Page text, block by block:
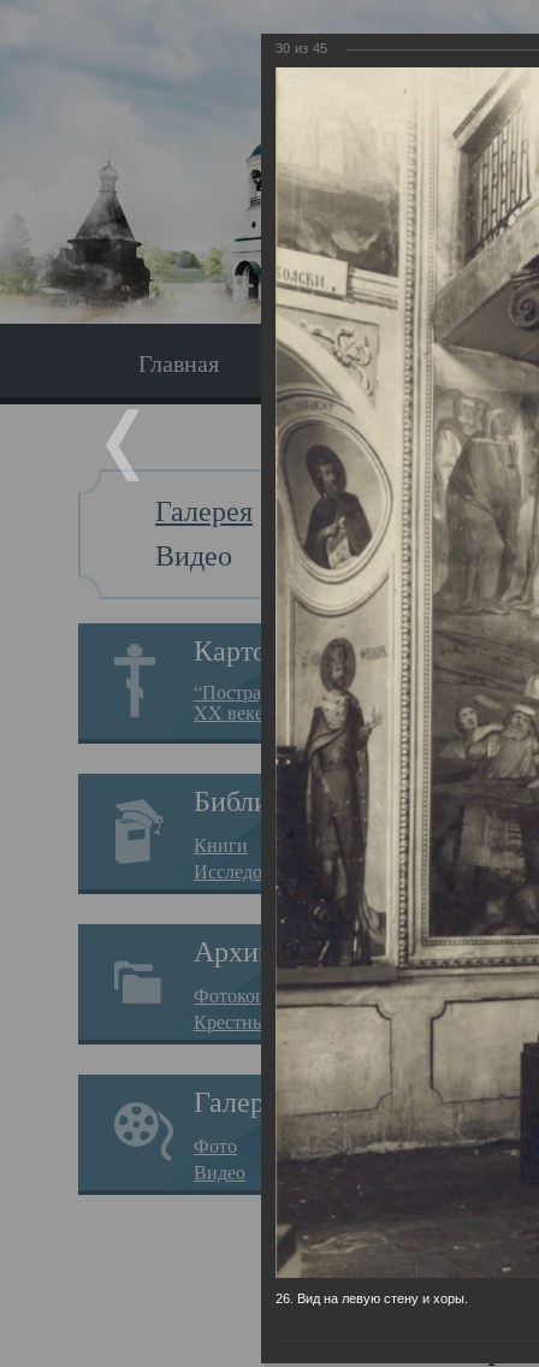
Главная Экскурсия
Галерея
Видео
Картотека
“Пострадавшие за веру в
XX веке на Севере”
Библиотека
Книги
Исследования
Архив
Фотокопии дел
Крестные ходы
Галерея
Фото
Видео
Главная
30 из 45
26. Вид на левую стену и хоры.